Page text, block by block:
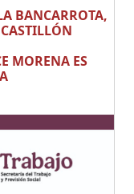
BANCARROTA,
MORENA ES